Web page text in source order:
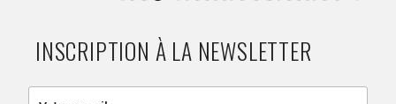
INSCRIPTION À LA NEWSLETTER